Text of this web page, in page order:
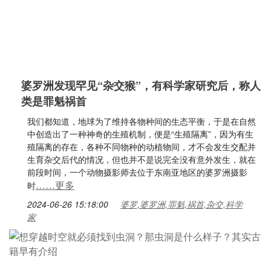
婆罗洲发现罕见“杂交猴”，有科学家研究后，称人
类是罪魁祸首
我们都知道，地球为了维持各物种间的生态平衡，于是在自然
中创造出了一种神奇的生殖机制，便是“生殖隔离”，因为有生
殖隔离的存在，各种不同物种的动植物间，才不会发生交配并
生育杂交后代的情况，但也并不是说完全没有意外发生，就在
前段时间，一个动物摄影师去位于东南亚地区的婆罗洲摄影
时……更多
2024-06-26 15:18:00
婆罗,婆罗洲,罪魁,祸首,杂交,科学
家